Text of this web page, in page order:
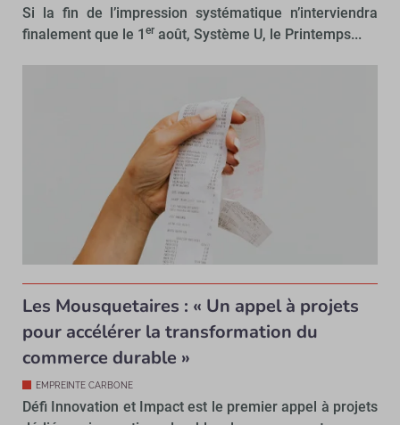
Si la fin de l’impression systématique n’interviendra
finalement que le 1 er août, Système U, le Printemps...
Les Mousquetaires : « Un appel à projets
pour accélérer la transformation du
commerce durable »
EMPREINTE CARBONE
Défi Innovation et Impact est le premier appel à projets